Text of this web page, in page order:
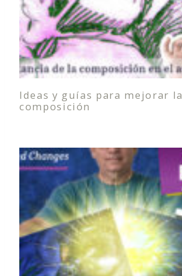
Ideas y guías para mejorar la
composición